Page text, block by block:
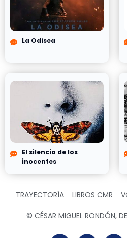
La Odisea
El silencio de los
inocentes
TRAYECTORÍA LIBROS CMR
© CÉSAR MIGUEL RONDÓN,